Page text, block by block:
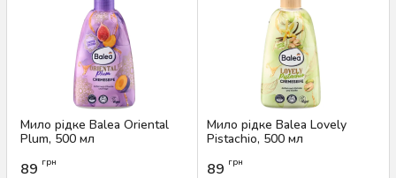
Мило рідке Balea Oriental
Plum, 500 мл
89 грн
Мило рідке Balea Lovely
Pistachio, 500 мл
89 грн